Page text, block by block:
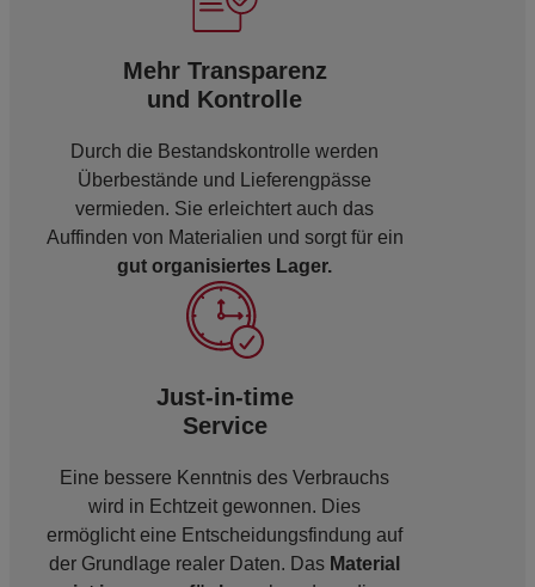
Mehr Transparenz
und Kontrolle
Durch die Bestandskontrolle werden
Überbestände und Lieferengpässe
vermieden. Sie erleichtert auch das
Auffinden von Materialien und sorgt für ein
gut organisiertes Lager.
Just-in-time
Service
Eine bessere Kenntnis des Verbrauchs
wird in Echtzeit gewonnen. Dies
ermöglicht eine Entscheidungsfindung auf
der Grundlage realer Daten. Das Material